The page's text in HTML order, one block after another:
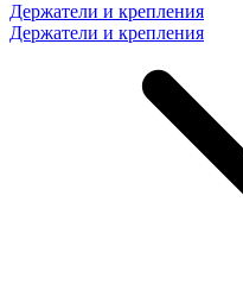
Держатели и крепления
Держатели и крепления